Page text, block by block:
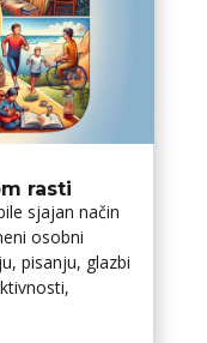
rasti
sjajan način
osobni
pisanju, glazbi